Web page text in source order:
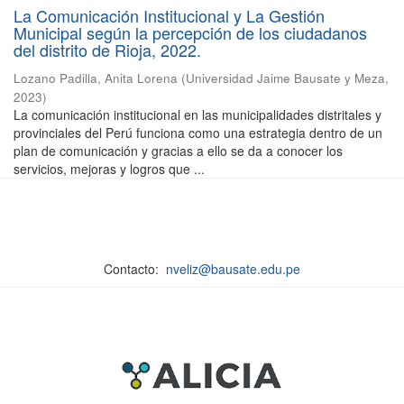
La Comunicación Institucional y La Gestión
Municipal según la percepción de los ciudadanos
del distrito de Rioja, 2022.
Lozano Padilla, Anita Lorena (Universidad Jaime Bausate y Meza,
2023)
La comunicación institucional en las municipalidades distritales y
provinciales del Perú funciona como una estrategia dentro de un
plan de comunicación y gracias a ello se da a conocer los
servicios, mejoras y logros que ...
Contacto: nveliz@bausate.edu.pe